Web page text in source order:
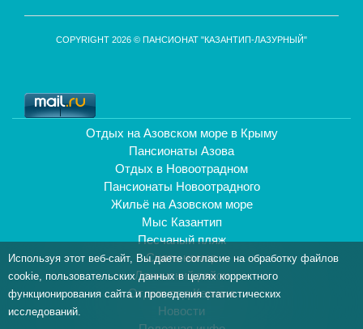
COPYRIGHT 2026 © ПАНСИОНАТ "КАЗАНТИП-ЛАЗУРНЫЙ"
Отдых на Азовском море в Крыму
Пансионаты Азова
Отдых в Новоотрадном
Пансионаты Новоотрадного
Жильё на Азовском море
Мыс Казантип
Песчаный пляж
Снять номер
Ленинский район
Отдых под Керчью
Новости
Используя этот веб-сайт, Вы даете согласие на обработку файлов
cookie, пользовательских данных в целях корректного
функционирования сайта и проведения статистических
исследований.